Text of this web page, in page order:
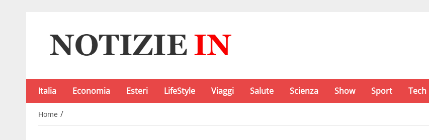
Italia Economia Esteri LifeStyle Viaggi Salute Scienza Show Sport Tech
Home /